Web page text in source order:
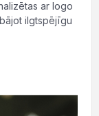
ar logo
ilgtspējīgu